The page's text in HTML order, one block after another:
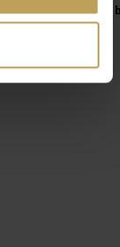
Houdt jouw matcha